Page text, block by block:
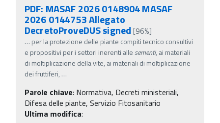
PDF: MASAF 2026 0148904 MASAF
2026 0144753 Allegato
DecretoProveDUS signed [96%]
… per la protezione delle piante compiti tecnico consultivi
e propositivi per i settori inerenti alle sementi, ai materiali
di moltiplicazione della vite, ai materiali di moltiplicazione
dei fruttiferi, …
Parole chiave: Normativa, Decreti ministeriali,
Difesa delle piante, Servizio Fitosanitario
Ultima modifica: